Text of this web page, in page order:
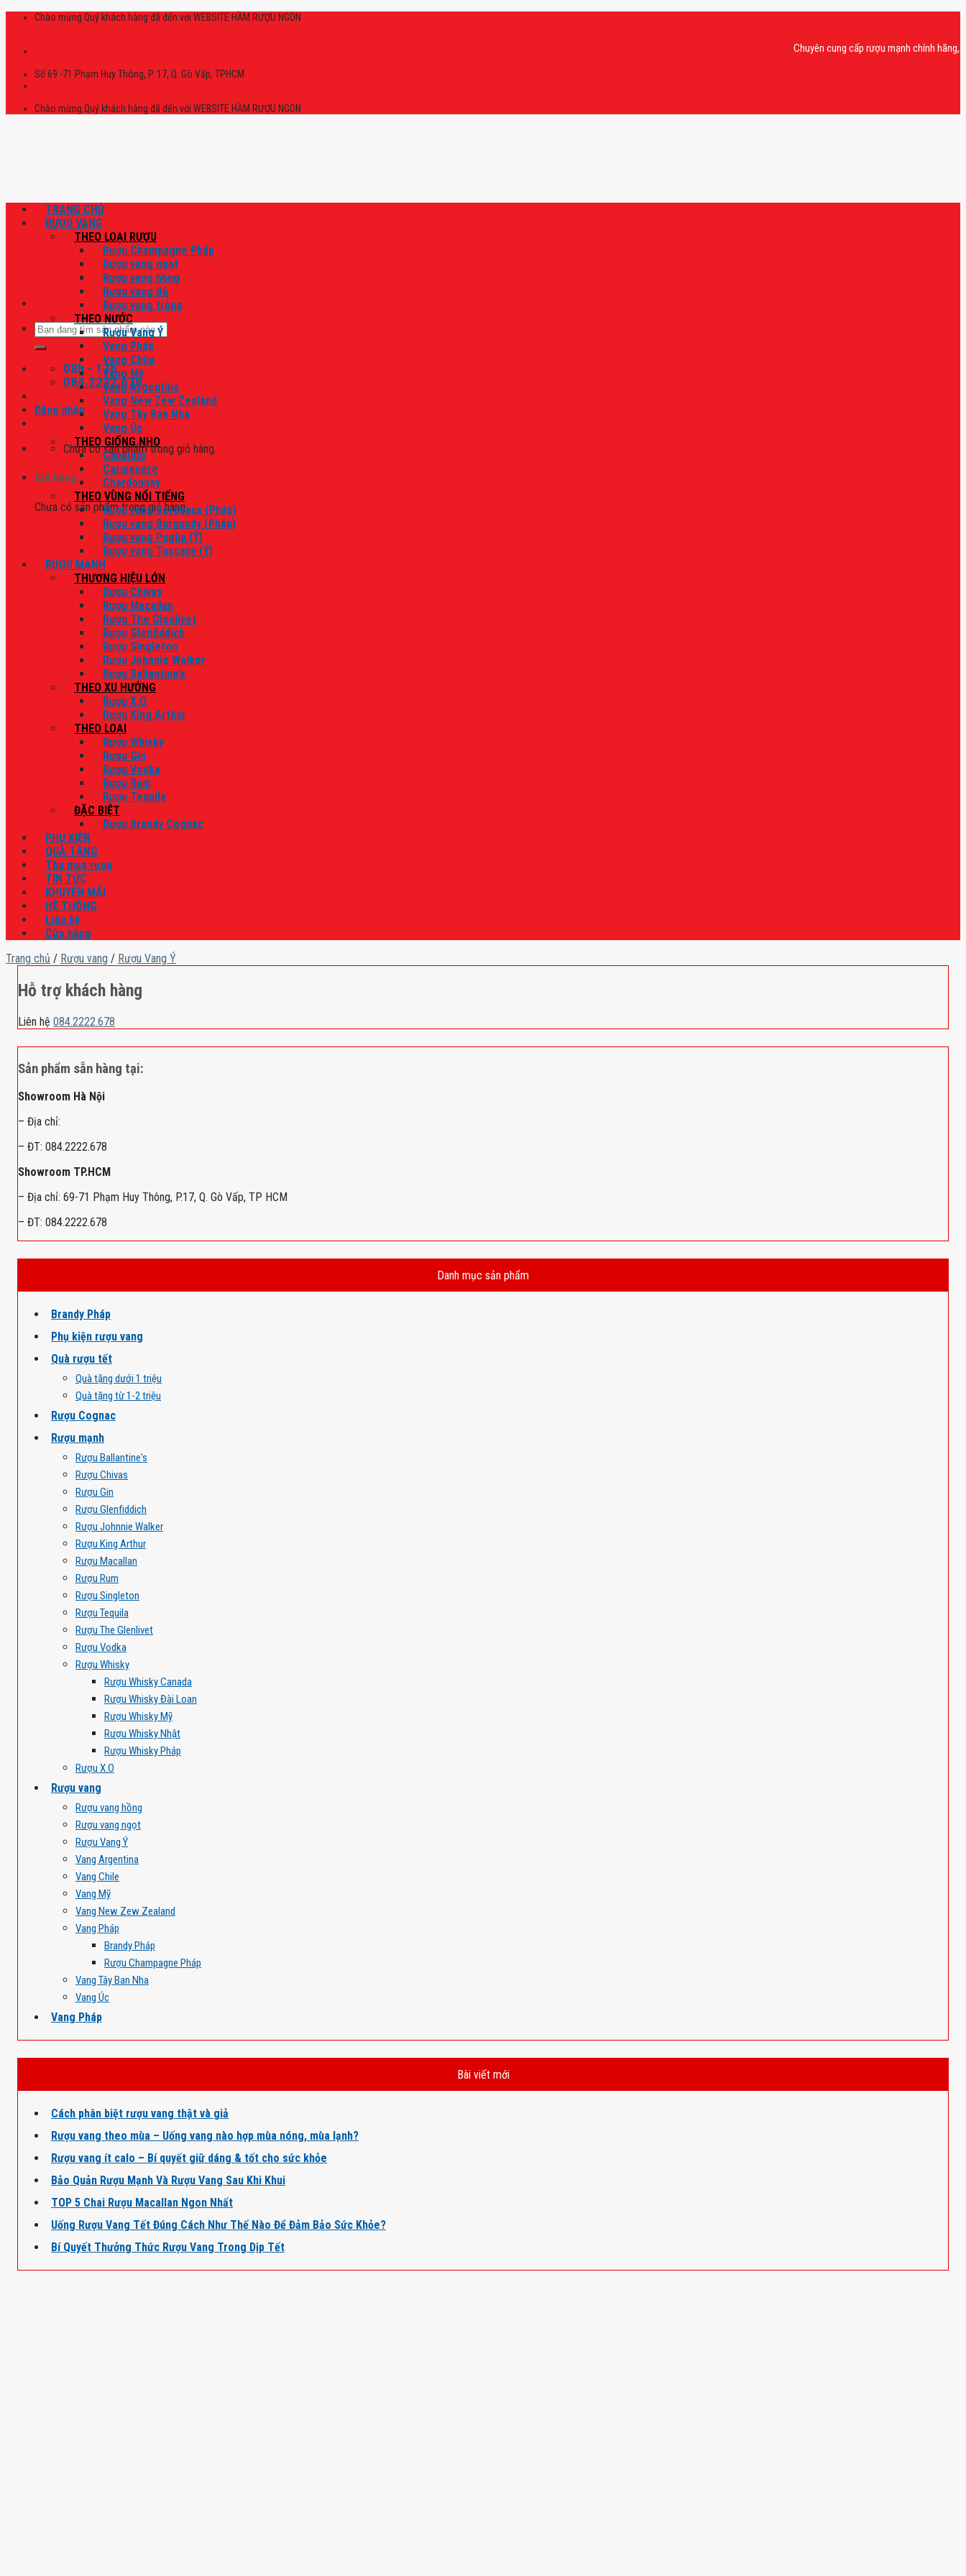
Skip
Chào mừng Quý khách hàng đã đến với WEBSITE HẦM RƯỢU NGON
Chuyên cung cấp rượu mạnh chính hãng, rượu
Số 69 -71 Phạm Huy Thông, P. 17, Q. Gò Vấp, TPHCM
Chào mừng Quý khách hàng đã đến với WEBSITE HẦM RƯỢU NGON
Tìm
kiếm:
08h - 17h
084.2222.678
Đăng nhập
Chưa có sản phẩm trong giỏ hàng.
Giỏ hàng
Chưa có sản phẩm trong giỏ hàng.
TRANG CHỦ
RƯỢU VANG
THEO LOẠI RƯỢU
Rượu Champagne Pháp
Rượu vang ngọt
Rượu vang hồng
Rượu vang đỏ
Rượu vang trắng
THEO NƯỚC
Rượu Vang Ý
Vang Pháp
Vang Chile
Vang Mỹ
Vang Argentina
Vang New Zew Zealand
Vang Tây Ban Nha
Vang Úc
THEO GIỐNG NHO
Canaiolo
Carmenere
Chardonnay
THEO VÙNG NỔI TIẾNG
Rượu vang Bordeaux (Pháp)
Rượu vang Burgundy (Pháp)
Rượu vang Puglia (Ý)
Rượu vang Tuscany (Ý)
RƯỢU MẠNH
THƯƠNG HIỆU LỚN
Rượu Chivas
Rượu Macallan
Rượu The Glenlivet
Rượu Glenfiddich
Rượu Singleton
Rượu Johnnie Walker
Rượu Ballantine’s
THEO XU HƯỚNG
Rượu X.O
Rượu King Arthur
THEO LOẠI
Rượu Whisky
Rượu Gin
Rượu Vodka
Rượu Rum
Rượu Tequila
ĐẶC BIỆT
Rượu Brandy Cognac
PHỤ KIỆN
QUÀ TẶNG
Thu mua rượu
TIN TỨC
KHUYẾN MÃI
HỆ THỐNG
Liên hệ
Cửa hàng
Trang chủ / Rượu vang / Rượu Vang Ý
Hỗ trợ khách hàng
Liên hệ 084.2222.678
Sản phẩm sẵn hàng tại:
Showroom Hà Nội
– Địa chỉ:
– ĐT: 084.2222.678
Showroom TP.HCM
– Địa chỉ: 69-71 Phạm Huy Thông, P.17, Q. Gò Vấp, TP HCM
– ĐT: 084.2222.678
Danh mục sản phẩm
Brandy Pháp
Phụ kiện rượu vang
Quà rượu tết
Quà tặng dưới 1 triệu
Quà tặng từ 1-2 triệu
Rượu Cognac
Rượu mạnh
Rượu Ballantine's
Rượu Chivas
Rượu Gin
Rượu Glenfiddich
Rượu Johnnie Walker
Rượu King Arthur
Rượu Macallan
Rượu Rum
Rượu Singleton
Rượu Tequila
Rượu The Glenlivet
Rượu Vodka
Rượu Whisky
Rượu Whisky Canada
Rượu Whisky Đài Loan
Rượu Whisky Mỹ
Rượu Whisky Nhật
Rượu Whisky Pháp
Rượu X.O
Rượu vang
Rượu vang hồng
Rượu vang ngọt
Rượu Vang Ý
Vang Argentina
Vang Chile
Vang Mỹ
Vang New Zew Zealand
Vang Pháp
Brandy Pháp
Rượu Champagne Pháp
Vang Tây Ban Nha
Vang Úc
Vang Pháp
Bài viết mới
Cách phân biệt rượu vang thật và giả
Rượu vang theo mùa – Uống vang nào hợp mùa nóng, mùa lạnh?
Rượu vang ít calo – Bí quyết giữ dáng & tốt cho sức khỏe
Bảo Quản Rượu Mạnh Và Rượu Vang Sau Khi Khui
TOP 5 Chai Rượu Macallan Ngon Nhất
Uống Rượu Vang Tết Đúng Cách Như Thế Nào Để Đảm Bảo Sức Khỏe?
Bí Quyết Thưởng Thức Rượu Vang Trong Dịp Tết